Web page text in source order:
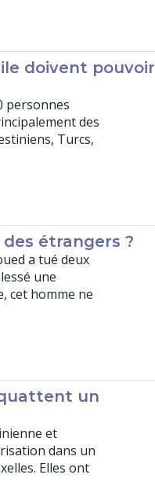
doivent pouvoir
personnes
des
Turcs,
étrangers ?
a tué deux
une
cet homme ne
un
et
dans un
Elles ont